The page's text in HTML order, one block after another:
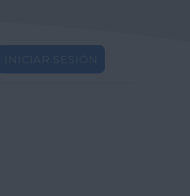
INICIAR SESIÓN